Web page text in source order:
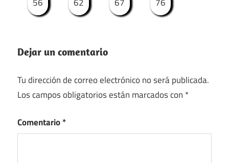
56 62 67 76
Dejar un comentario
Tu dirección de correo electrónico no será publicada.
Los campos obligatorios están marcados con *
Comentario*